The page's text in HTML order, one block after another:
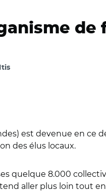
de
est devenue en ce
des élus locaux.
quelque 8.000
aller plus loin tout